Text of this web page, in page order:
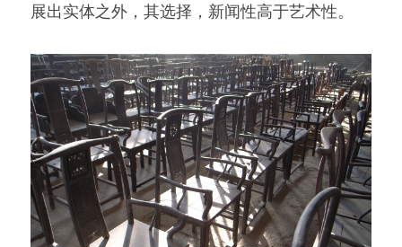
展出实体之外，其选择，新闻性高于艺术性。